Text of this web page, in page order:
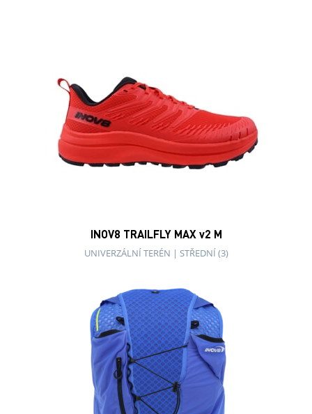
INOV8 TRAILFLY MAX v2 M
UNIVERZÁLNÍ TERÉN | STŘEDNÍ (3)